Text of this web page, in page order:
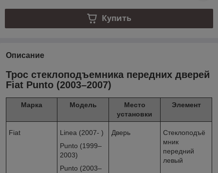
Купить
Описание
Трос стеклоподъемника передних дверей
Fiat Punto (2003–2007)
Марка Модель
Место
установки
Элемент
Fiat
Linea (2007- )
Punto (1999–
2003)
Punto (2003–
Дверь
Стеклоподъё
мник
передний
левый